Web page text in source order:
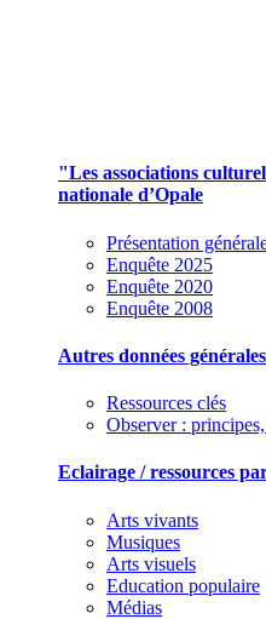
"Les associations
nationale d’Opale
Présentation
Enquête 2025
Enquête 2020
Enquête 2008
Autres données
Ressources clés
Observer :
Eclairage / ressources
Arts vivants
Musiques
Arts visuels
Education populaire
Médias